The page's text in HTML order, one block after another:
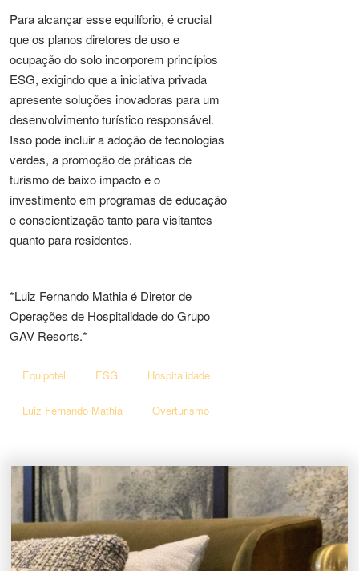
Para alcançar esse equilíbrio, é crucial
que os planos diretores de uso e
ocupação do solo incorporem princípios
ESG, exigindo que a iniciativa privada
apresente soluções inovadoras para um
desenvolvimento turístico responsável.
Isso pode incluir a adoção de tecnologias
verdes, a promoção de práticas de
turismo de baixo impacto e o
investimento em programas de educação
e conscientização tanto para visitantes
quanto para residentes.
*Luiz Fernando Mathia é Diretor de
Operações de Hospitalidade do Grupo
GAV Resorts.*
Equipotel ESG Hospitalidade
Luiz Fernando Mathia Overturismo